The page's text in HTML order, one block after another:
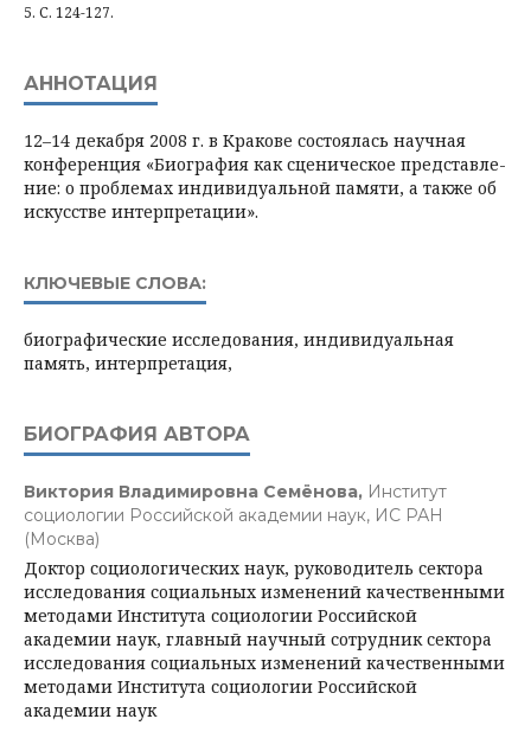
5. С. 124-127.
АННОТАЦИЯ
12–14 де­кабря 2008 г. в Кракове состоялась научная
кон­фе­рен­ция «Биография как сце­ниче­ское представле­
ние: о пробле­мах ин­дивидуальной памяти, а так­же об
ис­кус­стве ин­терпре­тации».
КЛЮЧЕВЫЕ СЛОВА:
био­графиче­ские иссле­до­вания, индивидуальная
память, интерпретация,
БИОГРАФИЯ АВТОРА
Виктория Владимировна Семёнова, Институт
социологии Российской академии наук, ИС РАН
(Москва)
Доктор социологических наук, руководитель сектора
исследования социальных изменений качественными
методами Института социологии Российской
академии наук, главный научный сотрудник сектора
исследования социальных изменений качественными
методами Института социологии Российской
академии наук